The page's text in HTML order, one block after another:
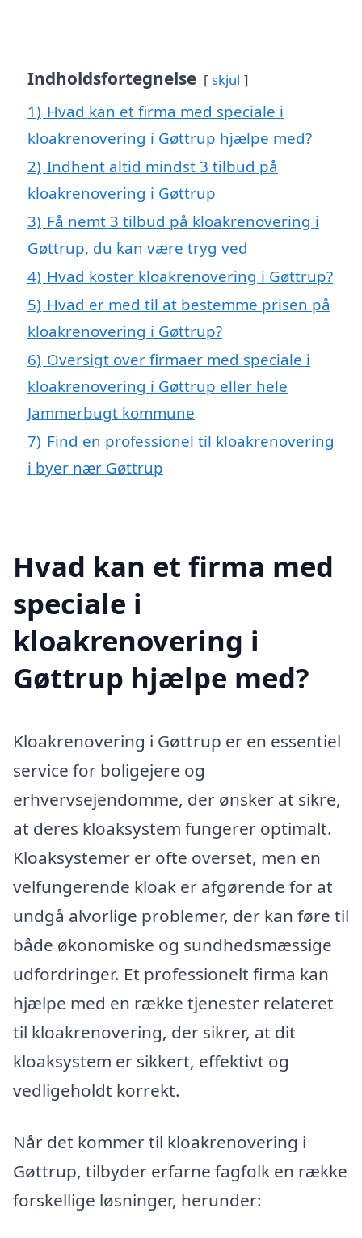
Indholdsfortegnelse skjul
1) Hvad kan et firma med speciale i
kloakrenovering i Gøttrup hjælpe med?
2) Indhent altid mindst 3 tilbud på
kloakrenovering i Gøttrup
3) Få nemt 3 tilbud på kloakrenovering i
Gøttrup, du kan være tryg ved
4) Hvad koster kloakrenovering i Gøttrup?
5) Hvad er med til at bestemme prisen på
kloakrenovering i Gøttrup?
6) Oversigt over firmaer med speciale i
kloakrenovering i Gøttrup eller hele
Jammerbugt kommune
7) Find en professionel til kloakrenovering
i byer nær Gøttrup
Hvad kan et firma med
speciale i
kloakrenovering i
Gøttrup hjælpe med?
Kloakrenovering i Gøttrup er en essentiel
service for boligejere og
erhvervsejendomme, der ønsker at sikre,
at deres kloaksystem fungerer optimalt.
Kloaksystemer er ofte overset, men en
velfungerende kloak er afgørende for at
undgå alvorlige problemer, der kan føre til
både økonomiske og sundhedsmæssige
udfordringer. Et professionelt firma kan
hjælpe med en række tjenester relateret
til kloakrenovering, der sikrer, at dit
kloaksystem er sikkert, effektivt og
vedligeholdt korrekt.
Når det kommer til kloakrenovering i
Gøttrup, tilbyder erfarne fagfolk en række
forskellige løsninger, herunder: